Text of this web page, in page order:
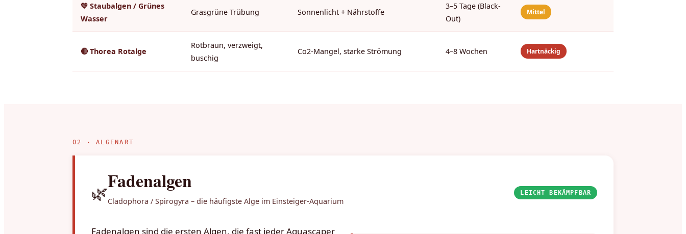
💚 Staubalgen / Grünes
Wasser
Grasgrüne Trübung Sonnenlicht + Nährstoffe
3–5 Tage (Black-
Out)
Mittel
🔴 Thorea Rotalge
Rotbraun, verzweigt,
buschig
Co2-Mangel, starke Strömung 4–8 Wochen Hartnäckig
02 · ALGENART
🌿Fadenalgen
Cladophora / Spirogyra – die häufigste Alge im Einsteiger-Aquarium
LEICHT BEKÄMPFBAR
Fadenalgen sind die ersten Algen, die fast jeder Aquascaper